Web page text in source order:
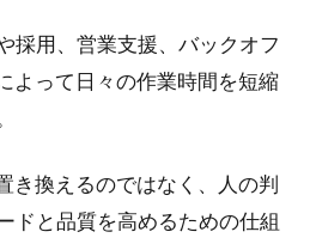
採用、営業支援、バックオフ
よって日々の作業時間を短縮
き換えるのではなく、人の判
ドと品質を高めるための仕組